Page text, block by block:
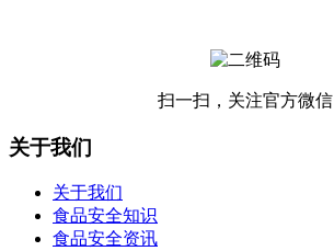
扫一扫，关注官方微信
关于我们
关于我们
食品安全知识
食品安全资讯